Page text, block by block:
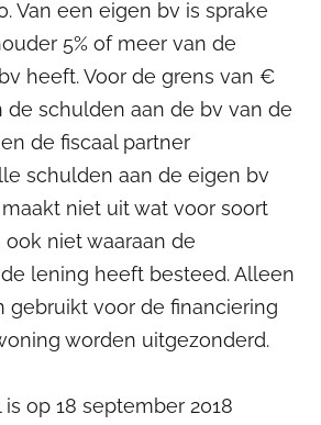
Van een eigen bv is sprake
5% of meer van de
heeft. Voor de grens van €
de schulden aan de bv van de
de fiscaal partner
schulden aan de eigen bv
niet uit wat voor soort
niet waaraan de
lening heeft besteed. Alleen
gebruikt voor de financiering
worden uitgezonderd.
op 18 september 2018